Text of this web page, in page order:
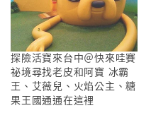
探險活寶來台中＠快來哇賽
祕境尋找老皮和阿寶 冰霸
王、艾薇兒、火焰公主、糖
果王國通通在這裡